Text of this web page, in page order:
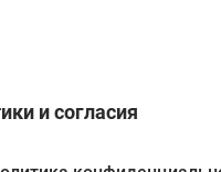
и согласия